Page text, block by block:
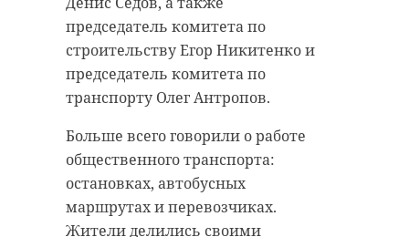
председатель комитета по
строительству Егор Никитенко и
председатель комитета по
транспорту Олег Антропов.
Больше всего говорили о работе
общественного транспорта:
остановках, автобусных
маршрутах и перевозчиках.
Жители делились своими